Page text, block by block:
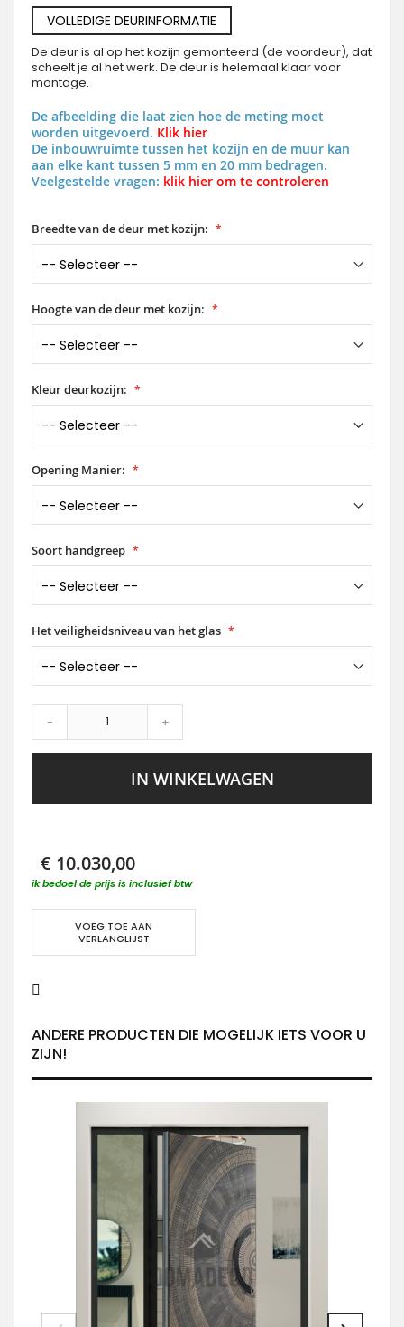
VOLLEDIGE DEURINFORMATIE
De deur is al op het kozijn gemonteerd (de voordeur), dat
scheelt je al het werk. De deur is helemaal klaar voor
montage.
De afbeelding die laat zien hoe de meting moet
worden uitgevoerd. Klik hier
De inbouwruimte tussen het kozijn en de muur kan
aan elke kant tussen 5 mm en 20 mm bedragen.
Veelgestelde vragen: klik hier om te controleren
Breedte van de deur met kozijn:
Hoogte van de deur met kozijn:
Kleur deurkozijn:
Opening Manier:
Soort handgreep
Het veiligheidsniveau van het glas
- +
IN WINKELWAGEN
€ 10.030,00
ik bedoel de prijs is inclusief btw
VOEG TOE AAN
VERLANGLIJST
ANDERE PRODUCTEN DIE MOGELIJK IETS VOOR U
ZIJN!